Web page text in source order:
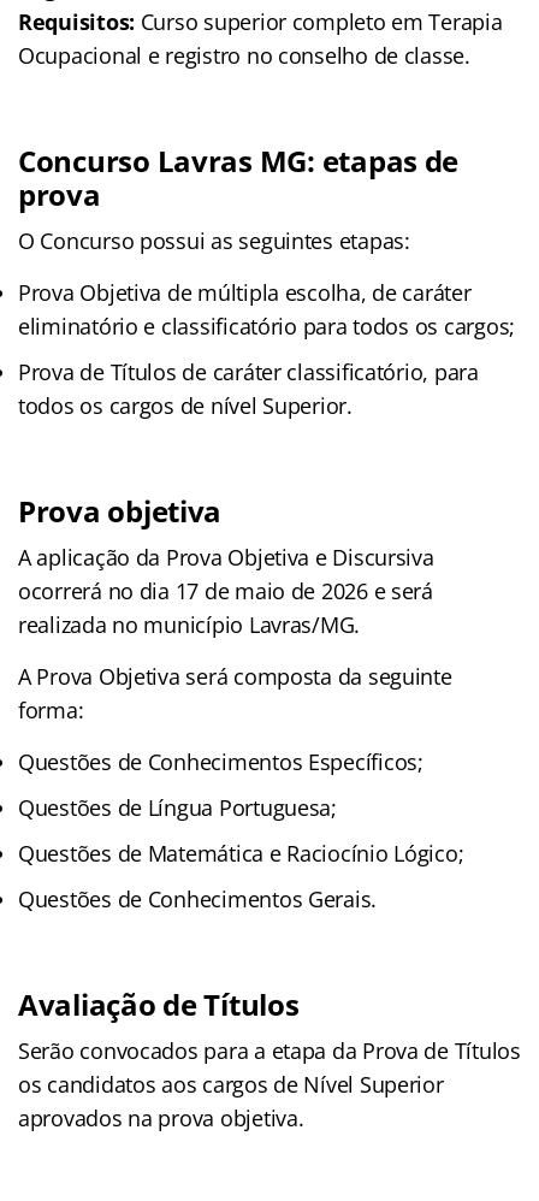
Requisitos: Curso superior completo em Terapia
Ocupacional e registro no conselho de classe.
Concurso Lavras MG: etapas de
prova
O Concurso possui as seguintes etapas:
Prova Objetiva de múltipla escolha, de caráter
eliminatório e classificatório para todos os cargos;
Prova de Títulos de caráter classificatório, para
todos os cargos de nível Superior.
Prova objetiva
A aplicação da Prova Objetiva e Discursiva
ocorrerá no dia 17 de maio de 2026 e será
realizada no município Lavras/MG.
A Prova Objetiva será composta da seguinte
forma:
Questões de Conhecimentos Específicos;
Questões de Língua Portuguesa;
Questões de Matemática e Raciocínio Lógico;
Questões de Conhecimentos Gerais.
Avaliação de Títulos
Serão convocados para a etapa da Prova de Títulos
os candidatos aos cargos de Nível Superior
aprovados na prova objetiva.